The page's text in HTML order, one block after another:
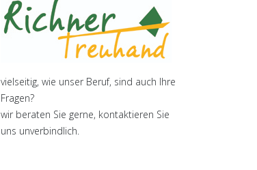
vielseitig, wie unser Beruf, sind auch Ihre
Fragen?
wir beraten Sie gerne, kontaktieren Sie
uns unverbindlich.